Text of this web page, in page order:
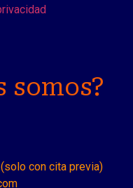
somos?
con cita previa)